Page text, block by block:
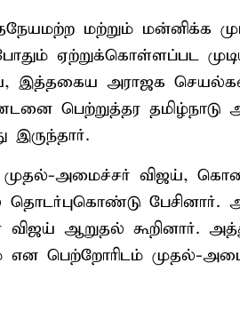
மற்றும் மன்னிக்க
ஏற்றுக்கொள்ளப்பட
இத்தகைய அராஜக
பெற்றுத்தர தமிழ்நாடு
இருந்தார்.
அமைச்சர் விஜய்,
பேசினார்.
ஆறுதல் கூறினார்.
என பெற்றோரிடம் முதல்-